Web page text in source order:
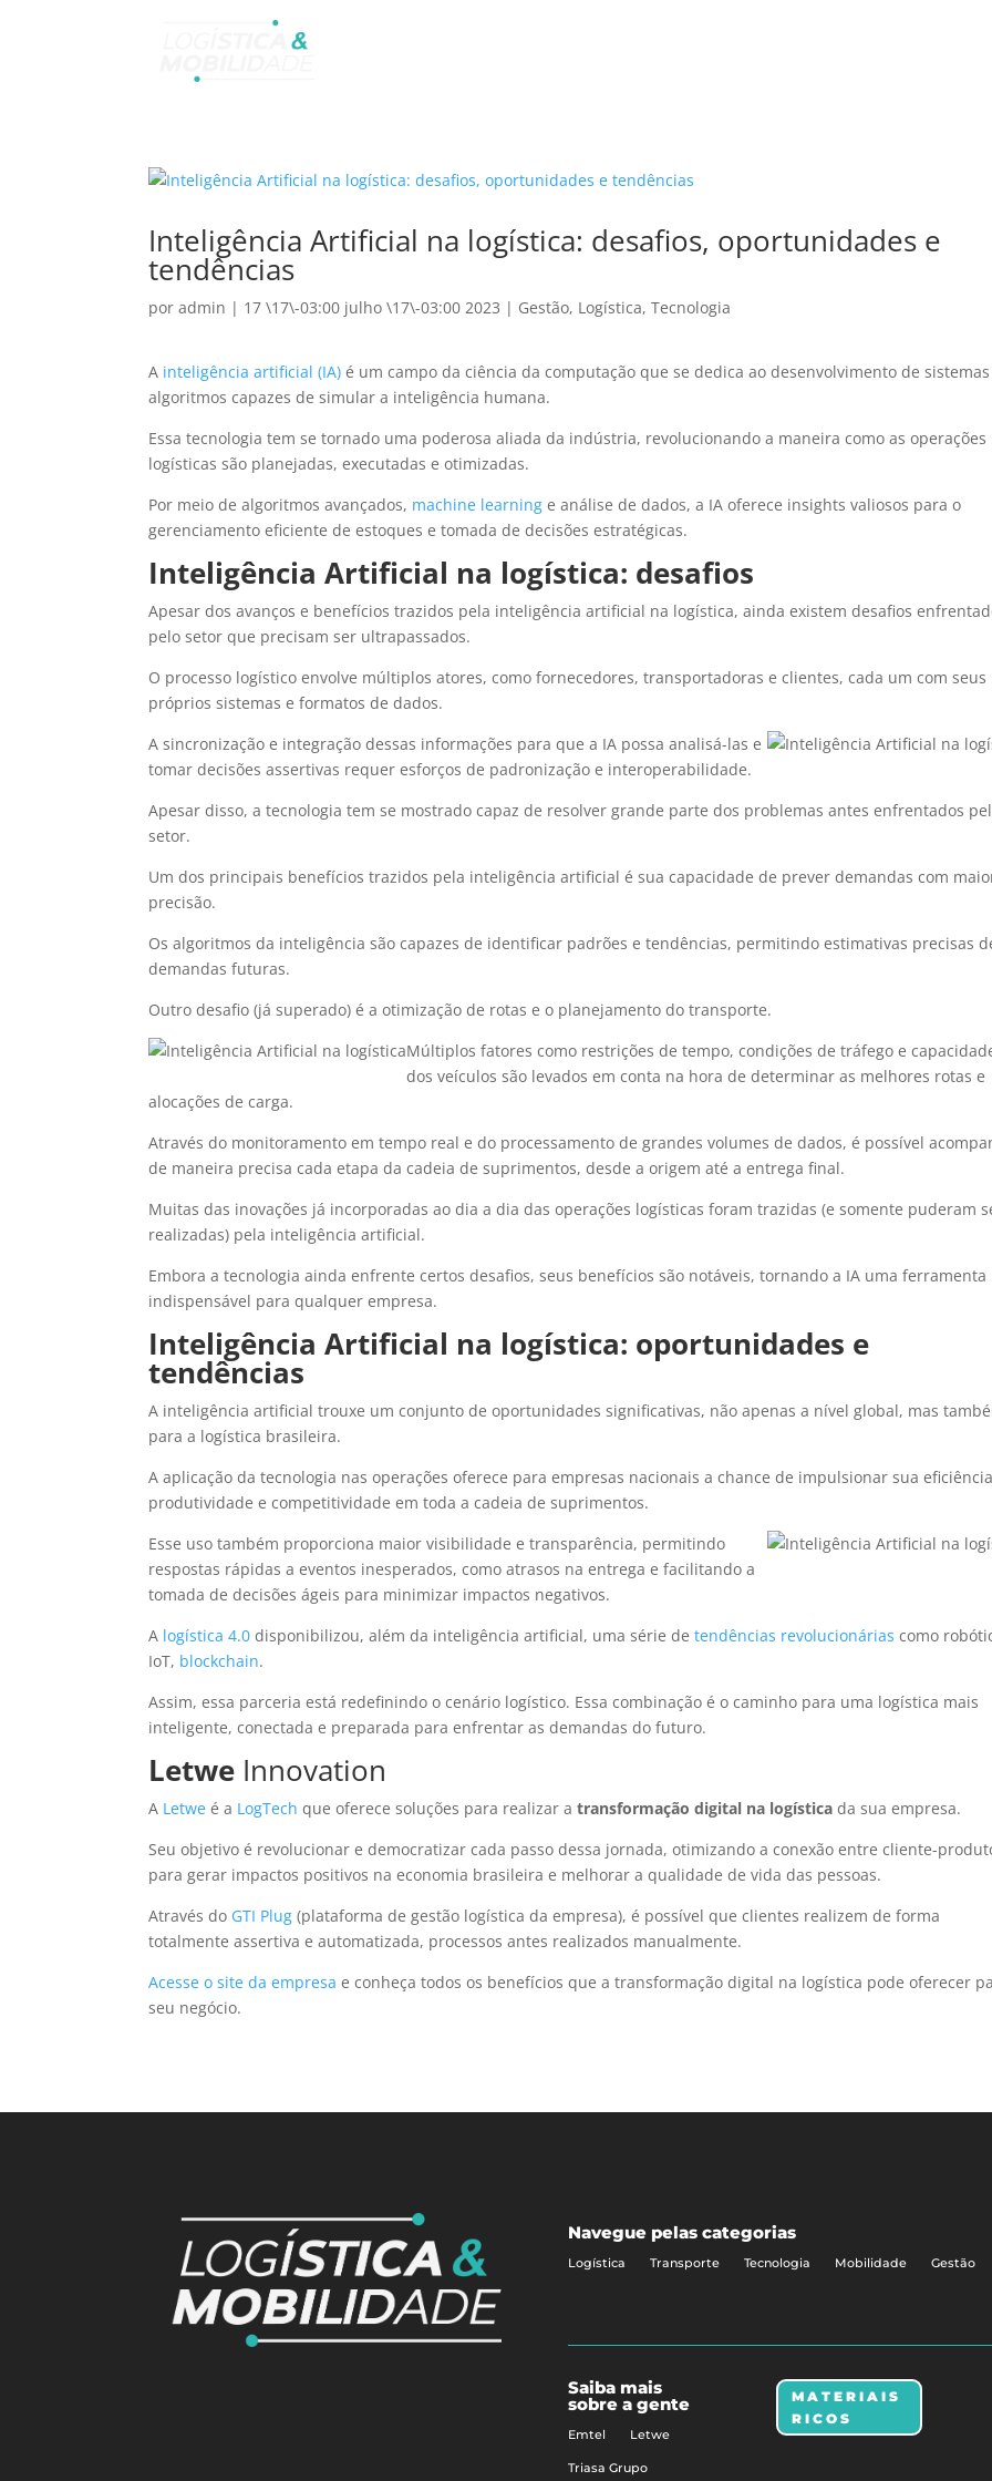
Inteligência Artificial na logística: desafios, oportunidades e
tendências
poradmin | 17 \17\-03:00 julho \17\-03:00 2023 | Gestão, Logística,Tecnologia
A inteligência artificial (IA) é um campo da ciência da computação que se dedica ao desenvolvimento de sistemas
algoritmos capazes de simular a inteligência humana.
Essa tecnologia tem se tornado uma poderosa aliada da indústria, revolucionando a maneira como as operações
logísticas são planejadas, executadas e otimizadas.
Por meio de algoritmos avançados, machine learning e análise de dados, a IA oferece insights valiosos para o
gerenciamento eficiente de estoques e tomada de decisões estratégicas.
Inteligência Artificial na logística: desafios
Apesar dos avanços e benefícios trazidos pela inteligência artificial na logística, ainda existem desafios
pelo setor que precisam ser ultrapassados.
O processo logístico envolve múltiplos atores, como fornecedores, transportadoras e clientes, cada um com seus
próprios sistemas e formatos de dados.
A sincronização e integração dessas informações para que a IA possa analisá-las e
tomar decisões assertivas requer esforços de padronização e interoperabilidade.
Apesar disso, a tecnologia tem se mostrado capaz de resolver grande parte dos problemas antes enfrentados
setor.
Um dos principais benefícios trazidos pela inteligência artificial é sua capacidade de prever demandas com
precisão.
Os algoritmos da inteligência são capazes de identificar padrões e tendências, permitindo estimativas precisas
demandas futuras.
Outro desafio (já superado) é a otimização de rotas e o planejamento do transporte.
Múltiplos fatores como restrições de tempo, condições de tráfego e
dos veículos são levados em conta na hora de determinar as melhores rotas e
alocações de carga.
Através do monitoramento em tempo real e do processamento de grandes volumes de dados, é possível
de maneira precisa cada etapa da cadeia de suprimentos, desde a origem até a entrega final.
Muitas das inovações já incorporadas ao dia a dia das operações logísticas foram trazidas (e somente puderam
realizadas) pela inteligência artificial.
Embora a tecnologia ainda enfrente certos desafios, seus benefícios são notáveis, tornando a IA uma ferramenta
indispensável para qualquer empresa.
Inteligência Artificial na logística: oportunidades e
tendências
A inteligência artificial trouxe um conjunto de oportunidades significativas, não apenas a nível global, mas
para a logística brasileira.
A aplicação da tecnologia nas operações oferece para empresas nacionais a chance de impulsionar sua
produtividade e competitividade em toda a cadeia de suprimentos.
Esse uso também proporciona maior visibilidade e transparência, permitindo
respostas rápidas a eventos inesperados, como atrasos na entrega e facilitando a
tomada de decisões ágeis para minimizar impactos negativos.
A logística 4.0 disponibilizou, além da inteligência artificial, uma série detendências revolucionárias como
IoT, blockchain.
Assim, essa parceria está redefinindo o cenário logístico. Essa combinação é o caminho para uma logística mais
inteligente, conectada e preparada para enfrentar as demandas do futuro.
Letwe Innovation
A Letwe é a LogTech que oferece soluções para realizar atransformação digital na logística da sua empresa.
Seu objetivo é revolucionar e democratizar cada passo dessa jornada, otimizando a conexão entre cliente-
para gerar impactos positivos na economia brasileira e melhorar a qualidade de vida das pessoas.
Através do GTI Plug (plataforma de gestão logística da empresa), é possível que clientes realizem de forma
totalmente assertiva e automatizada, processos antes realizados manualmente.
Acesse o site da empresa e conheça todos os benefícios que a transformação digital na logística pode oferecer
seu negócio.
Navegue pelas categorias
Logística Transporte Tecnologia Mobilidade Gestão
Saiba mais
sobre a gente
Emtel Letwe
Triasa Grupo
MATERIAIS
RICOS